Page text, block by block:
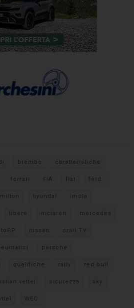
brembo caratteristiche
ferrari FIA fiat ford
hyundai imola
libere mclaren mercedes
nissan orari TV
porsche
qualifiche rally red bull
vettel sicurezza sky
WEC